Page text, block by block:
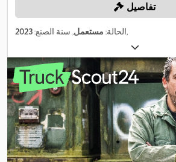
تفاصيل
الحالة: مستعمل, سنة الصنع:2023 ,